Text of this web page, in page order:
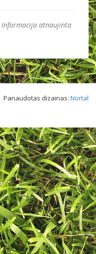
Informacija atnaujinta
Panaudotas dizainas: Nortal